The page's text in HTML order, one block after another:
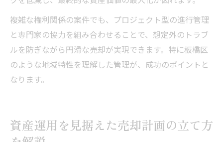
複雑な権利関係の案件でも、プロジェクト型の進行管理
と専門家の協力を組み合わせることで、想定外のトラブ
ルを防ぎながら円滑な売却が実現できます。特に板橋区
のような地域特性を理解した管理が、成功のポイントと
なります。
資産運用を見据えた売却計画の立て方